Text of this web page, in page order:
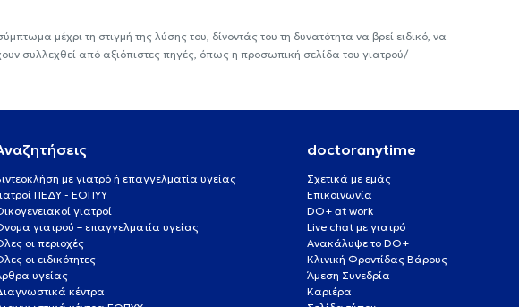
μέχρι τη στιγμή της λύσης του, δίνοντάς του τη δυνατότητα να βρεί ειδικό, να
συλλεχθεί από αξιόπιστες πηγές, όπως η προσωπική σελίδα του γιατρού/
με γιατρό ή επαγγελματία υγείας
ΠΕΔΥ - ΕΟΠΥΥ
γιατροί
γιατρού – επαγγελματία υγείας
οι περιοχές
οι ειδικότητες
υγείας
κέντρα
doctoranytime
Σχετικά με εμάς
Επικοινωνία
DO+ at work
Live chat με γιατρό
Ανακάλυψε το DO+
Κλινική Φροντίδας Βάρους
Άμεση Συνεδρία
Καριέρα